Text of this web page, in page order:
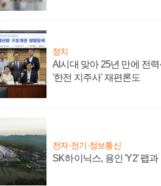
정치
AI시대 맞아 25년 만에 전
'한전 지주사' 재편론도
전자·전기·정보통신
SK하이닉스, 용인 'Y2' 팹